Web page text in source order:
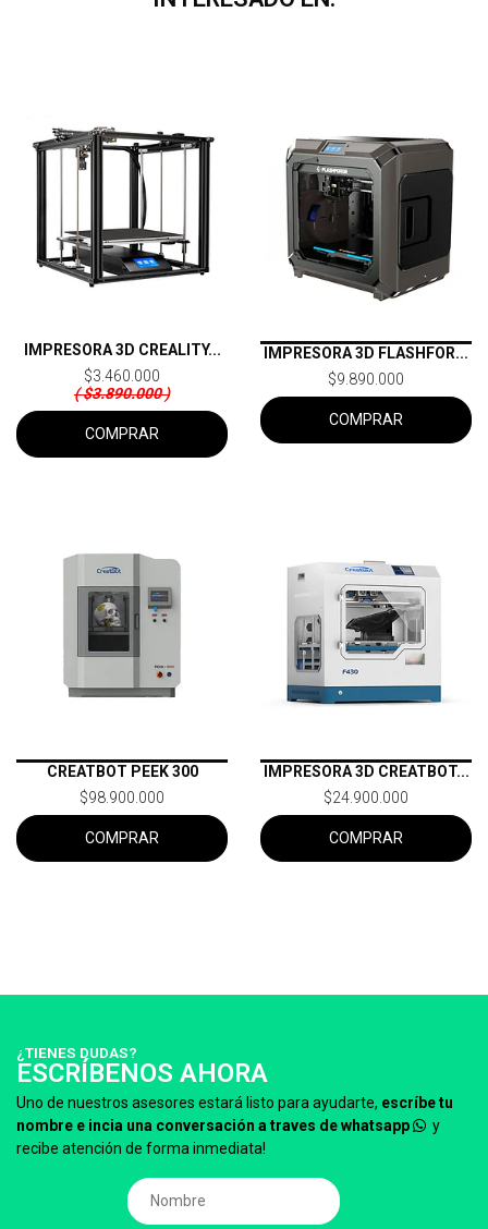
IMPRESORA 3D CREALITY...
$3.460.000
( $3.890.000 )
COMPRAR
IMPRESORA 3D FLASHFOR...
$9.890.000
COMPRAR
CREATBOT PEEK 300
$98.900.000
COMPRAR
IMPRESORA 3D CREATBOT...
$24.900.000
COMPRAR
¿TIENES DUDAS?
ESCRÍBENOS AHORA
Uno de nuestros asesores estará listo para ayudarte, escríbe tu
nombre e incia una conversación a traves de whatsapp
y
recibe atención de forma inmediata!